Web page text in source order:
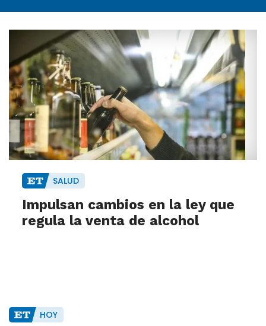
SALUD
Impulsan cambios en la ley que
regula la venta de alcohol
HOY